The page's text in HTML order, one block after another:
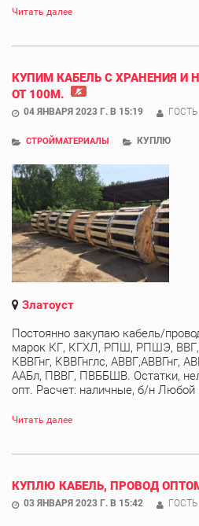
Читать далее
КУПИМ КАБЕЛЬ С ХРАНЕНИЯ И
ОТ 100М.
04 ЯНВАРЯ 2023 Г. В 15:19 ГОСТЬ
СТРОЙМАТЕРИАЛЫ КУПЛЮ
Златоуст
Постоянно закупаю кабель/
марок КГ, КГХЛ, РПШ, РПШЭ, ВВГ,
КВВГнг, КВВГнглс, АВВГ,АВВГнг,
ААБл, ПВВГ, ПВББШВ. Остатки,
опт. Расчет: наличные, б/н Любой
Читать далее
КУПЛЮ КАБЕЛЬ, ПРОВОД
03 ЯНВАРЯ 2023 Г. В 15:42 ГОСТЬ